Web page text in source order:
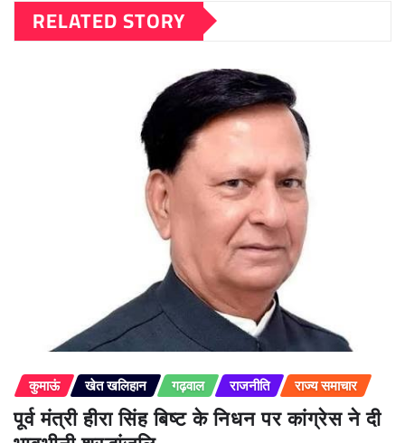
RELATED STORY
कुमाऊं खेत खलिहान गढ़वाल राजनीति राज्य समाचार
पूर्व मंत्री हीरा सिंह बिष्ट के निधन पर कांग्रेस ने दी